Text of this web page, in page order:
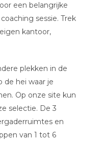
een belangrijke
sessie. Trek
kantoor,
plekken in de
de hei waar je
Op onze site kun
selectie. De 3
en
van 1 tot 6